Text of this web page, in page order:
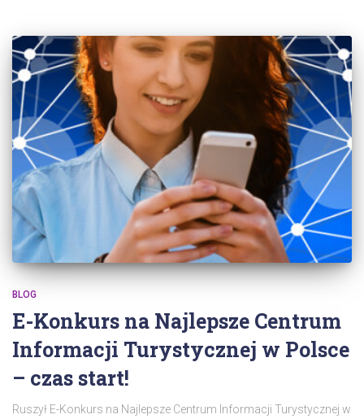
BLOG
E-Konkurs na Najlepsze Centrum
Informacji Turystycznej w Polsce
– czas start!
Ruszył E-Konkurs na Najlepsze Centrum Informacji Turystycznej w